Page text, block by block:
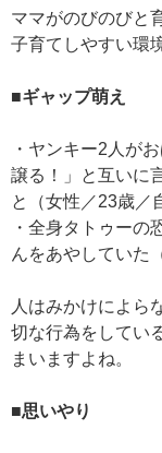
ママがのびのびと
子育てしやすい環
■ギャップ萌え
・ヤンキー2人が
譲る！」と互いに
と（女性／23歳／
・全身タトゥーの
んをあやしていた
人はみかけによら
切な行為をしてい
まいますよね。
■思いやり